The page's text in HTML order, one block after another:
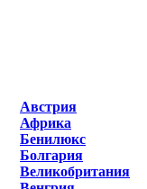
Австрия
Африка
Бенилюкс
Болгария
Великобритания